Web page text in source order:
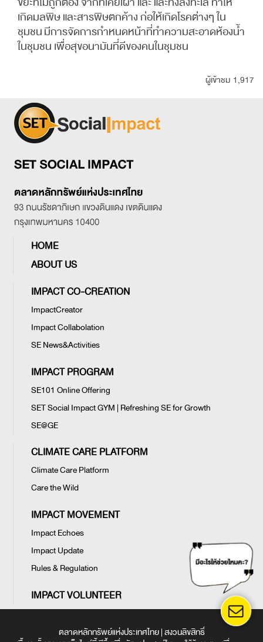
เกิดมลพิษ และสารพิษตกค้าง ก่อให้เกิดโรคต่างๆ ใน
ชุมชน มีการจัดการกำหนดหน้าที่ทำความสะอาดห้องน้ำ
ในชุมชน เพื่อสุขอนามันที่ดีของคนในชุมชน
ผู้เข้าชม 1,917
HOME
ABOUT US
IMPACT CO-CREATION
ImpactCreator
Impact Collabolation
SE News&Activities
IMPACT PROGRAM
SE101 Online Offering
SET Social Impact GYM | Refreshing SE for Growth
SE@GE
CLIMATE CARE PLATFORM
Climate Care Platform
Care the Wild
IMPACT MOVEMENT
Impact Echoes
Impact Update
Rules & Regulation
IMPACT VOLUNTEER
ตลาดหลักทรัพย์แห่งประเทศไทย | สงวนลิขสิทธิ์